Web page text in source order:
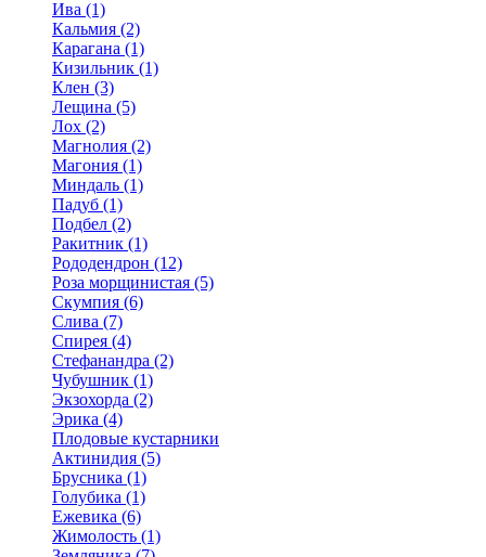
Ива (1)
Кальмия (2)
Карагана (1)
Кизильник (1)
Клен (3)
Лещина (5)
Лох (2)
Магнолия (2)
Магония (1)
Миндаль (1)
Падуб (1)
Подбел (2)
Ракитник (1)
Рододендрон (12)
Роза морщинистая (5)
Скумпия (6)
Слива (7)
Спирея (4)
Стефанандра (2)
Чубушник (1)
Экзохорда (2)
Эрика (4)
Плодовые кустарники
Актинидия (5)
Брусника (1)
Голубика (1)
Ежевика (6)
Жимолость (1)